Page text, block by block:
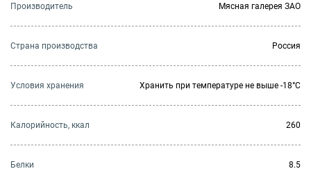
Производитель Мясная галерея ЗАО
Страна производства Россия
Условия хранения Хранить при температуре не выше -18°C
Калорийность, ккал 260
Белки 8.5